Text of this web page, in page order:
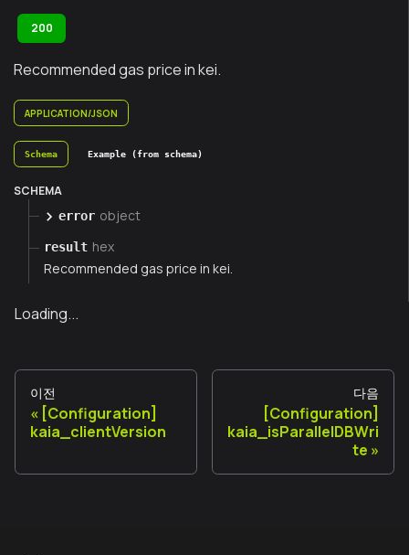
200
Recommended gas price in kei.
APPLICATION/JSON
Schema Example (from schema)
SCHEMA
error object
result hex
Recommended gas price in kei.
Loading...
이전
[Configuration]
kaia_clientVersion
다음
[Configuration]
kaia_isParallelDBWri
te